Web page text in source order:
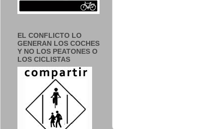
EL CONFLICTO LO
GENERAN LOS COCHES
Y NO LOS PEATONES O
LOS CICLISTAS